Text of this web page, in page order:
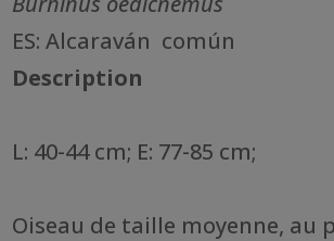
ES: Alcaraván común
Description
L: 40-44 cm; E: 77-85 cm;
Oiseau de taille moyenne, au